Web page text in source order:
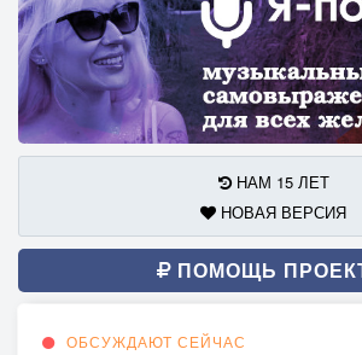
НАМ 15 ЛЕТ
НОВАЯ ВЕРСИЯ
ПОМОЩЬ
ОБСУЖДАЮТ СЕЙЧАС